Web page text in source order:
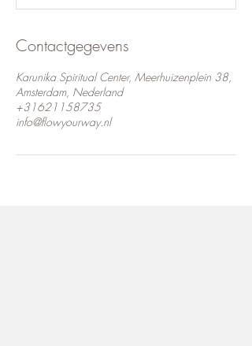
Contactgegevens
Karunika Spiritual Center, Meerhuizenplein 38,
Amsterdam, Nederland
+31621158735
info@flowyourway.nl